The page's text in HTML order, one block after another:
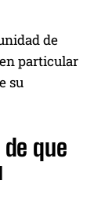
de
particular
su
que